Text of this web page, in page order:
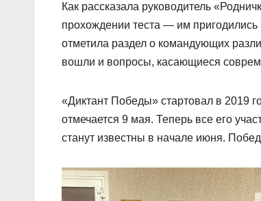
Как рассказала руководитель
прохождении теста — им
отметила раздел о командующих
вошли и вопросы, касающиеся
«Диктант Победы» стартовал в 2019
отмечается 9 мая. Теперь все его
станут известны в начале июня.